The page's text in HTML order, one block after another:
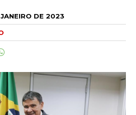
DE 2023